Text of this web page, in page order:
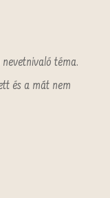
téma.
és a mát nem